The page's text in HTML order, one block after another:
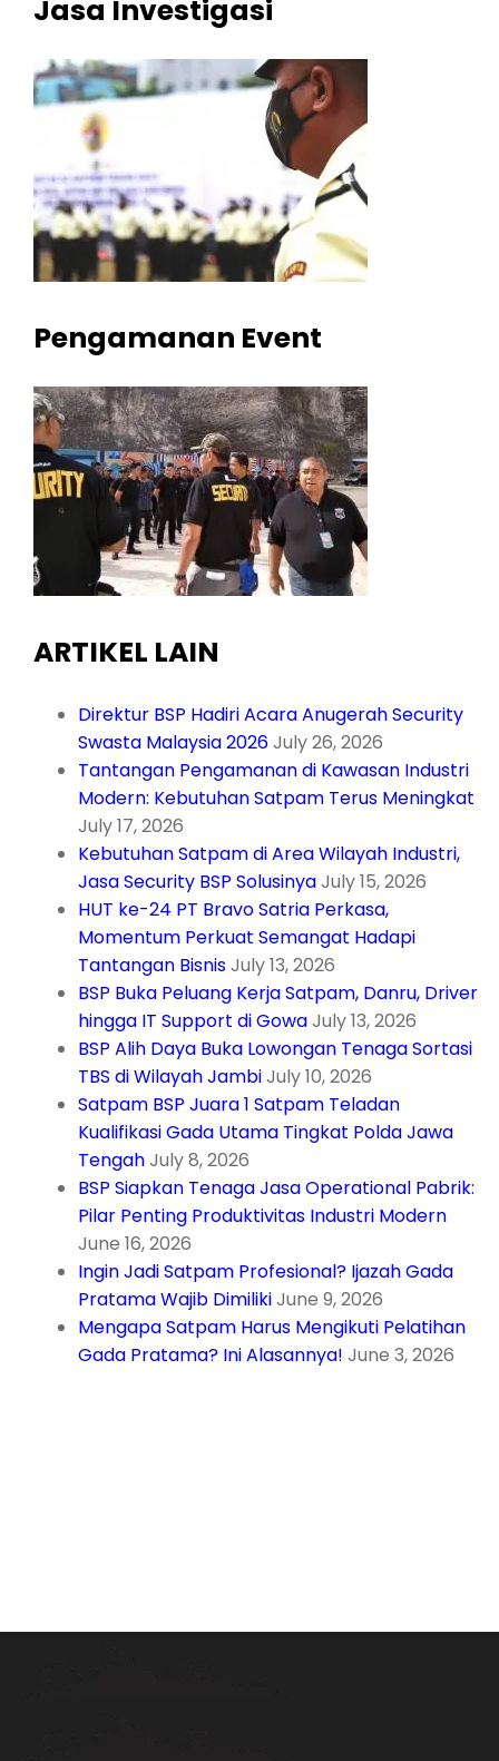
Jasa Investigasi
Pengamanan Event
ARTIKEL LAIN
Direktur BSP Hadiri Acara Anugerah Security
Swasta Malaysia 2026July 26, 2026
Tantangan Pengamanan di Kawasan Industri
Modern: Kebutuhan Satpam Terus Meningkat
July 17, 2026
Kebutuhan Satpam di Area Wilayah Industri,
Jasa Security BSP SolusinyaJuly 15, 2026
HUT ke-24 PT Bravo Satria Perkasa,
Momentum Perkuat Semangat Hadapi
Tantangan BisnisJuly 13, 2026
BSP Buka Peluang Kerja Satpam, Danru, Driver
hingga IT Support di GowaJuly 13, 2026
BSP Alih Daya Buka Lowongan Tenaga Sortasi
TBS di Wilayah JambiJuly 10, 2026
Satpam BSP Juara 1 Satpam Teladan
Kualifikasi Gada Utama Tingkat Polda Jawa
TengahJuly 8, 2026
BSP Siapkan Tenaga Jasa Operational Pabrik:
Pilar Penting Produktivitas Industri Modern
June 16, 2026
Ingin Jadi Satpam Profesional? Ijazah Gada
Pratama Wajib DimilikiJune 9, 2026
Mengapa Satpam Harus Mengikuti Pelatihan
Gada Pratama? Ini Alasannya! June 3, 2026